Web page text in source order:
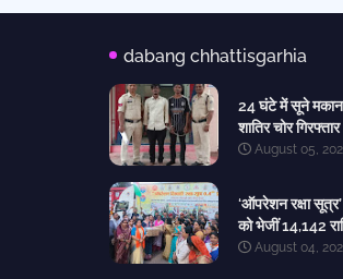
dabang chhattisgarhia
24 घंटे में सूने मकान
शातिर चोर गिरफ्तार
August 05,
‘ऑपरेशन रक्षा
को भेजीं 14,142
August 04,